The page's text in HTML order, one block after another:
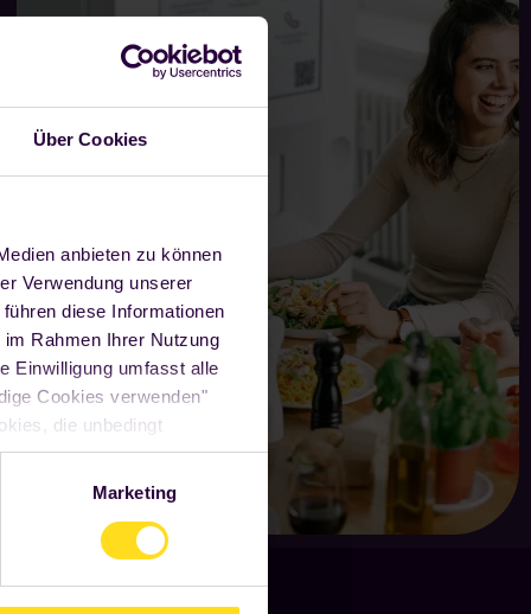
Über Cookies
anbieten zu können
Verwendung unserer
diese Informationen
Rahmen Ihrer Nutzung
Einwilligung umfasst alle
Cookies verwenden"
die unbedingt
für die Zukunft
und die gewählten
Marketing